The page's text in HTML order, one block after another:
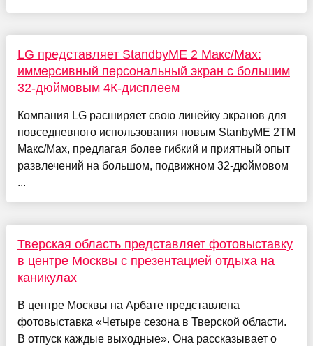
LG представляет StandbyME 2 Макс/Мах:
иммерсивный персональный экран с большим
32-дюймовым 4К-дисплеем
Компания LG расширяет свою линейку экранов для
повседневного использования новым StanbyME 2TM
Макс/Max, предлагая более гибкий и приятный опыт
развлечений на большом, подвижном 32-дюймовом
...
Тверская область представляет фотовыставку
в центре Москвы с презентацией отдыха на
каникулах
В центре Москвы на Арбате представлена
фотовыставка «Четыре сезона в Тверской области.
В отпуск каждые выходные». Она рассказывает о